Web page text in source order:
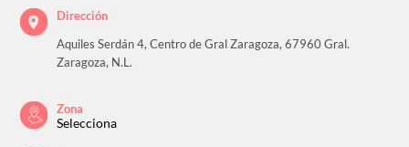
Dirección
Aquiles Serdán 4, Centro de Gral Zaragoza, 67960 Gral.
Zaragoza, N.L.
Zona
Selecciona